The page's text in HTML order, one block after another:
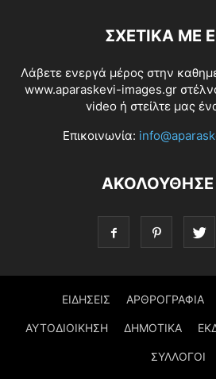
ΣΧΕΤΙΚΆ ΜΕ
Λάβετε ενεργά μέρος στην
www.aparaskevi-images.gr
video ή στείλτε μας
Επικοινωνία:
ΕΙΔΗΣΕΙΣ ΑΡΘΡΟΓΡΑΦΙΑ
ΑΥΤΟΔΙΟΙΚΗΣΗ ΔΗΜΟΤΙΚΑ
ΣΥΛΛΟΓΟΙ